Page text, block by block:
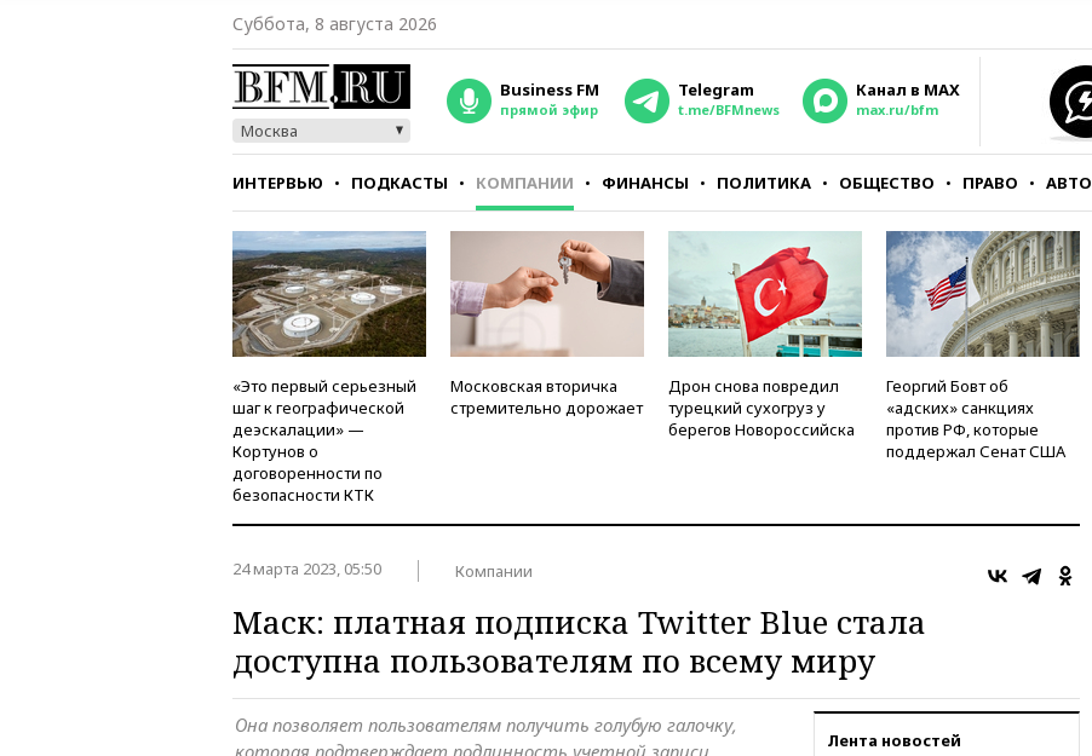
Суббота, 8 августа 2026
Москва
Business FM
прямой эфир
Telegram
t.me/BFMnews
Канал в MAX
max.ru/bfm
ИНТЕРВЬЮ ПОДКАСТЫ КОМПАНИИ ФИНАНСЫ ПОЛИТИКА ОБЩЕСТВО ПРАВО АВТО
СТИЛЬ ТЕСТЫ
«Это первый серьезный
шаг к географической
деэскалации» —
Кортунов о
договоренности по
безопасности КТК
Московская вторичка
стремительно дорожает
Дрон снова повредил
турецкий сухогруз у
берегов Новороссийска
Георгий Бовт об
«адских» санкциях
против РФ, которые
поддержал Сенат США
24 марта 2023, 05:50 Компании
Маск: платная подписка Twitter Blue стала
доступна пользователям по всему миру
Лента новостей
Она позволяет пользователям получить голубую галочку,
которая подтверждает подлинность учетной записи